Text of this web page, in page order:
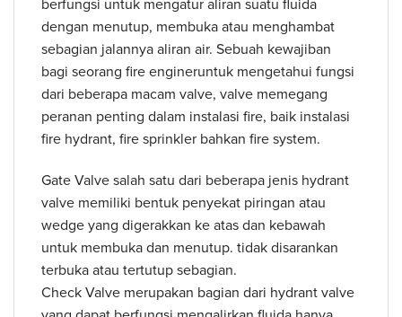
berfungsi untuk mengatur aliran suatu fluida
dengan menutup, membuka atau menghambat
sebagian jalannya aliran air. Sebuah kewajiban
bagi seorang fire engineruntuk mengetahui fungsi
dari beberapa macam valve, valve memegang
peranan penting dalam instalasi fire, baik instalasi
fire hydrant, fire sprinkler bahkan fire system.
Gate Valve salah satu dari beberapa jenis hydrant
valve memiliki bentuk penyekat piringan atau
wedge yang digerakkan ke atas dan kebawah
untuk membuka dan menutup. tidak disarankan
terbuka atau tertutup sebagian.
Check Valve merupakan bagian dari hydrant valve